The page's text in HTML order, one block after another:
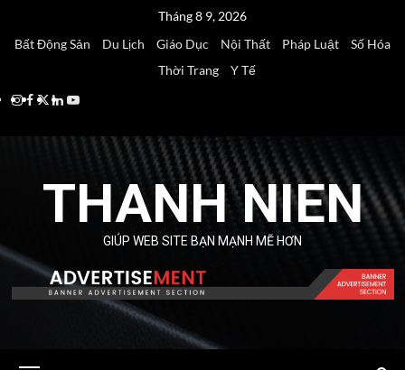
Tháng 8 9, 2026
Bất Động Sản
Du Lịch Giáo Dục Nội Thất Pháp Luật
Số Hóa
Thời Trang
Y Tế
Instagram
Facebook
Twitter
Linkedin
Youtube
THANH NIEN
GIÚP WEB SITE BẠN MẠNH MẼ HƠN